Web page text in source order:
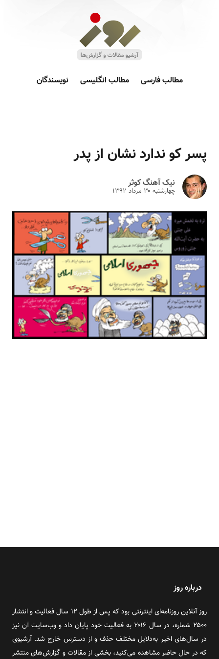
مطالب فارسی مطالب انگلیسی نویسندگان
پسر کو ندارد نشان از پدر
نیک آهنگ کوثر
چهارشنبه ۳۰ مرداد ۱۳۹۲
درباره روز
روز آنلاین روزنامه‌ای اینترنتی بود که پس از طول ۱۲ سال فعالیت و انتشار
۲۵۰۰ شماره، در سال ۲۰۱۶ به فعالیت خود پایان داد و وب‌سایت آن نیز
در سال‌های اخیر به‌دلایل مختلف حذف و از دسترس خارج شد. آرشیوی
که در حال حاضر مشاهده می‌کنید، بخشی از مقالات و گزارش‌های منتشر